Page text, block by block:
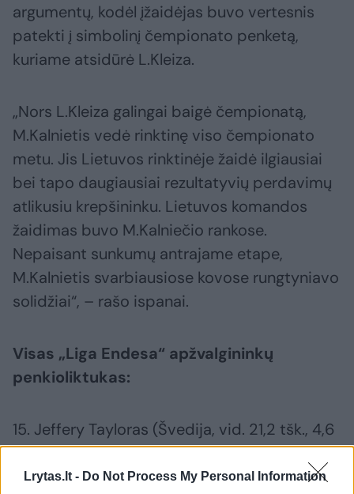
Lrytas.lt - Do Not Process My Personal Information
argumentų, kodėl įžaidėjas buvo vertesnis
patekti į simbolinį čempionato penketą,
kuriame atsidūrė L.Kleiza.
„Nors L.Kleiza galingai baigė čempionatą,
M.Kalnietis vedė rinktinę viso čempionato
metu. Jis Lietuvos rinktinėje žaidė ilgiausiai
bei tapo daugiausiai rezultatyvių perdavimų
atlikusiu krepšininku. Lietuvos komandos
žaidimas buvo M.Kalniečio rankose.
Nepaisant sunkumų antrajame etape,
M.Kalnietis svarbiausiose kovose rungtyniavo
solidžiai“, – rašo ispanai.
Visas „Liga Endesa“ apžvalgininkų
penkioliktukas:
15. Jeffery Tayloras (Švedija, vid. 21,2 tšk., 4,6
atk. kam., 1,4 rez. perd.)